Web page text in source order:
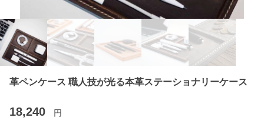
革ペンケース 職人技が光る本革ステーショナリーケース
18,240 円